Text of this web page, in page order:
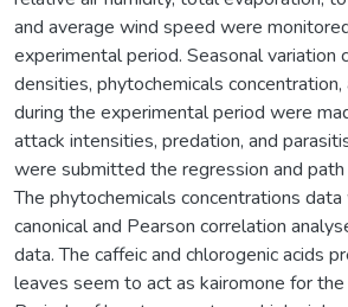
and average wind speed were
experimental period. Seasonal variation
densities, phytochemicals
during the experimental period were
attack intensities, predation, and
were submitted the regression and
The phytochemicals concentrations
canonical and Pearson correlation
data. The caffeic and chlorogenic acids
leaves seem to act as kairomone for the